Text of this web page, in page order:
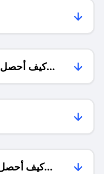
كيف أحصل
كيف أحصل